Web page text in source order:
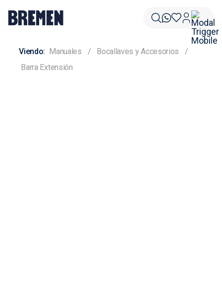
Manuales
Bocallaves y Accesorios
Barra Extensión